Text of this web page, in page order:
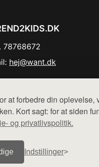
at forbedre din oplevelse,
Kort sagt: for at siden
og privatlivspolitik.
Indstillinger
78768672
hej@want.dk
side - vi henviser til